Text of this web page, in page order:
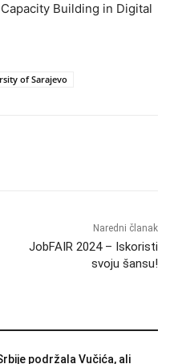
Building in Digital
of Sarajevo
Naredni članak
JobFAIR 2024 – Iskoristi
svoju šansu!
podržala Vučića, ali